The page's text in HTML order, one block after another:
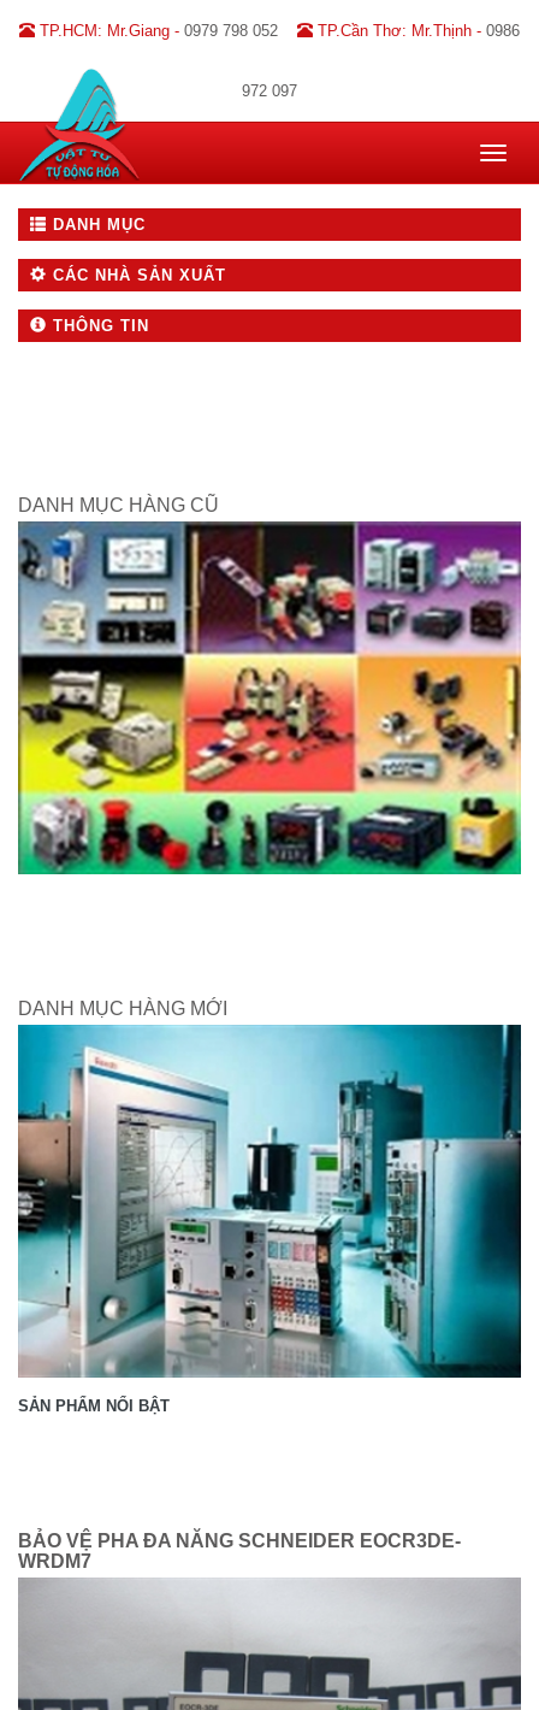
TP.HCM: Mr.Giang - 0979 798 052 TP.Cần Thơ: Mr.Thịnh - 0986
972 097
Toggle
DANH MỤC
CÁC NHÀ SẢN XUẤT
THÔNG TIN
DANH MỤC HÀNG CŨ
DANH MỤC HÀNG MỚI
SẢN PHẨM NỔI BẬT
BẢO VỆ PHA ĐA NĂNG SCHNEIDER EOCR3DE-
WRDM7